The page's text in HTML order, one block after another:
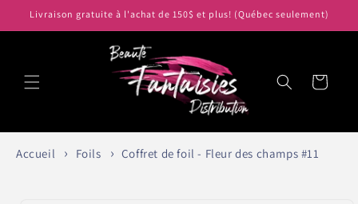
passer
au
Livraison gratuite à l'achat de 150$ et plus! (Québec seulement)
Panier
Accueil Foils Coffret de foil - Fleur des champs #11